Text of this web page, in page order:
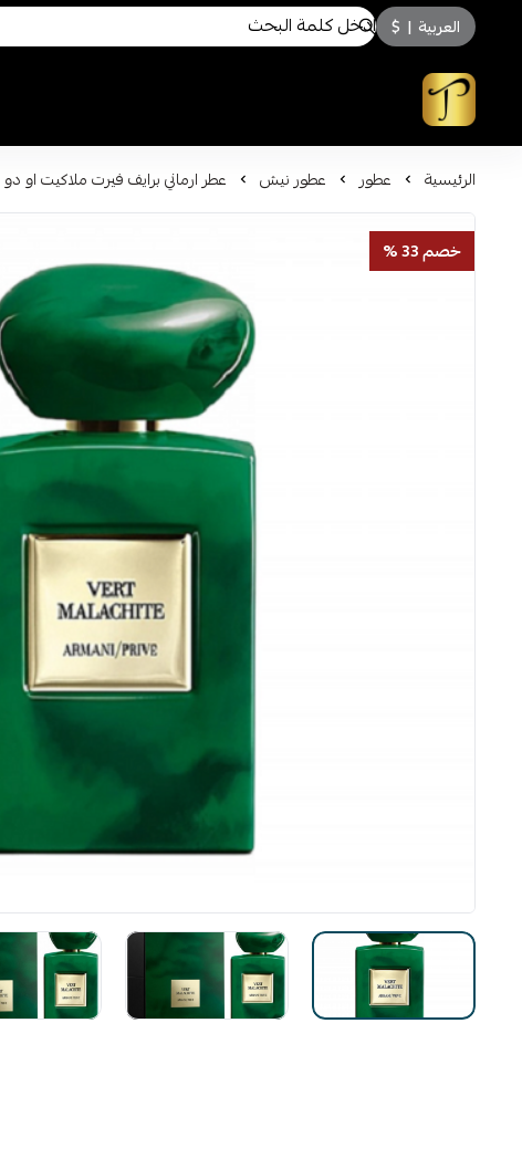
العربية |
$
توسكاني للعطور
الرئيسية عطور عطور نيش عطر ارماني برايف فيرت ملاكيت او دو
خصم 33 %